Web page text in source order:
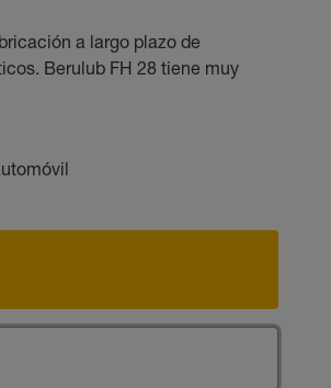
a largo plazo de
Berulub FH 28 tiene muy